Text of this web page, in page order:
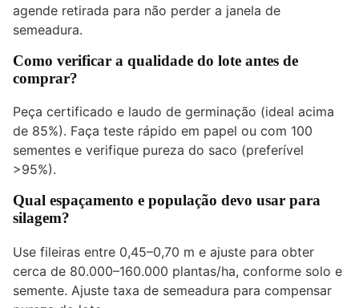
agende retirada para não perder a janela de
semeadura.
Como verificar a qualidade do lote antes de
comprar?
Peça certificado e laudo de germinação (ideal acima
de 85%). Faça teste rápido em papel ou com 100
sementes e verifique pureza do saco (preferível
>95%).
Qual espaçamento e população devo usar para
silagem?
Use fileiras entre 0,45–0,70 m e ajuste para obter
cerca de 80.000–160.000 plantas/ha, conforme solo e
semente. Ajuste taxa de semeadura para compensar